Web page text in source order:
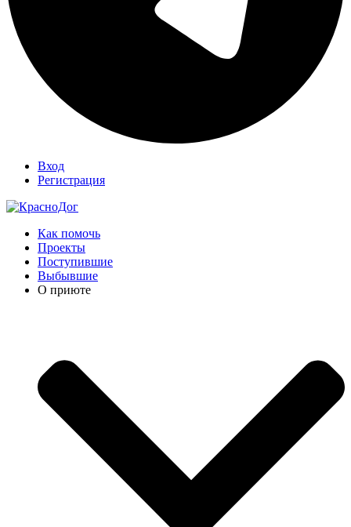
Вход
Регистрация
Как помочь
Проекты
Поступившие
Выбывшие
О приюте